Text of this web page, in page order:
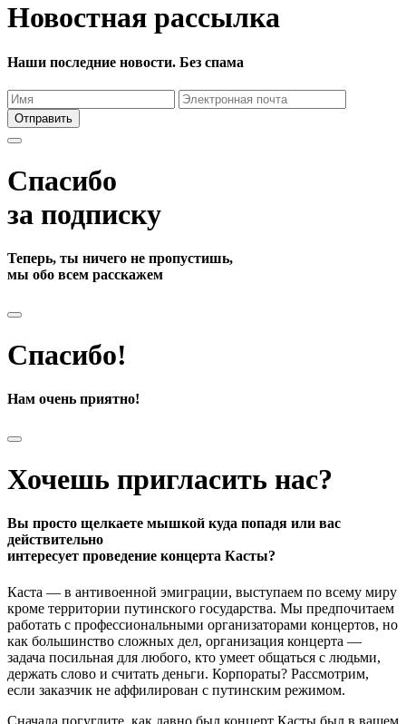
Новостная рассылка
Наши последние новости. Без спама
Отправить
Спасибо
за подписку
Теперь, ты ничего не пропустишь,
мы обо всем расскажем
Спасибо!
Нам очень приятно!
Хочешь пригласить нас?
Вы просто щелкаете мышкой куда попадя или вас
действительно
интересует проведение концерта Касты?
Каста — в антивоенной эмиграции, выступаем по всему миру
кроме территории путинского государства. Мы предпочитаем
работать с профессиональными организаторами концертов, но
как большинство сложных дел, организация концерта —
задача посильная для любого, кто умеет общаться с людьми,
держать слово и считать деньги. Корпораты? Рассмотрим,
если заказчик не аффилирован с путинским режимом.
Сначала погуглите, как давно был концерт Касты был в вашем